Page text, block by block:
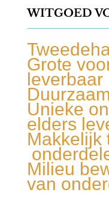
WITGOED
Grote
leverbaar
Duurzaam
Unieke
elders
Makkelijk
Milieu
van